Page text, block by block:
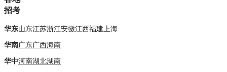
招考
华东山东江苏浙江安徽江西福建 上海
华南广东广西海南
华中河南湖北湖南